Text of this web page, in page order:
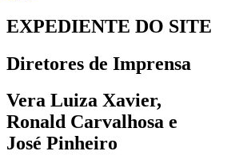
EXPEDIENTE DO SITE
Diretores de Imprensa
Vera Luiza Xavier,
Ronald Carvalhosa e
José Pinheiro